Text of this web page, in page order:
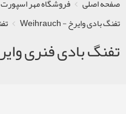
صفحه اصلی فروشگاه مهر اسپورت
تفنگ بادی وایرخ - Weihrauch
تفنگ بادی فنری وایرخ